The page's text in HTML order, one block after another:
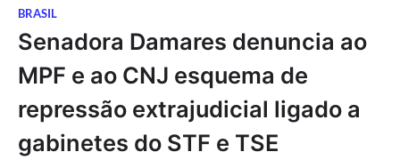
BRASIL
Senadora Damares denuncia ao
MPF e ao CNJ esquema de
repressão extrajudicial ligado a
gabinetes do STF e TSE